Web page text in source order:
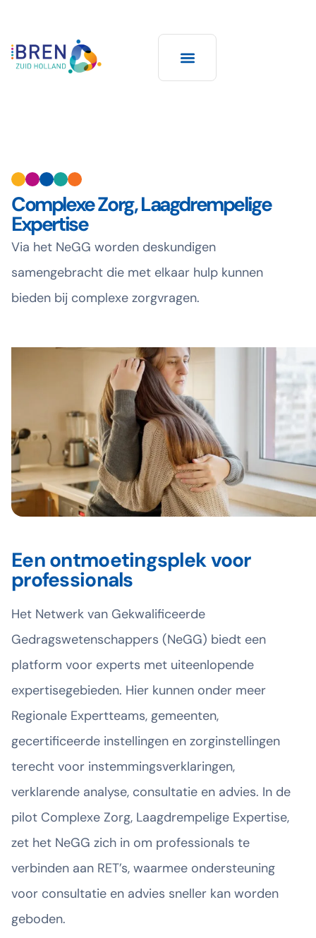
Complexe Zorg, Laagdrempelige
Expertise
Via het NeGG worden deskundigen
samengebracht die met elkaar hulp kunnen
bieden bij complexe zorgvragen.
Een ontmoetingsplek voor
professionals
Het Netwerk van Gekwalificeerde
Gedragswetenschappers (NeGG) biedt een
platform voor experts met uiteenlopende
expertisegebieden. Hier kunnen onder meer
Regionale Expertteams, gemeenten,
gecertificeerde instellingen en zorginstellingen
terecht voor instemmingsverklaringen,
verklarende analyse, consultatie en advies. In de
pilot Complexe Zorg, Laagdrempelige Expertise,
zet het NeGG zich in om professionals te
verbinden aan RET’s, waarmee ondersteuning
voor consultatie en advies sneller kan worden
geboden.